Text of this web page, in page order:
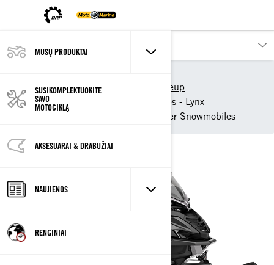
MŪSŲ PRODUKTAI
SUSIKOMPLEKTUOKITE
SAVO
MOTOCIKLĄ
AKSESUARAI & DRABUŽIAI
NAUJIENOS
RENGINIAI
2027 Lynx snowmobiles lineup
2027 Crossover snowmobiles - Lynx
2027 Lynx Xterrain Crossover Snowmobiles